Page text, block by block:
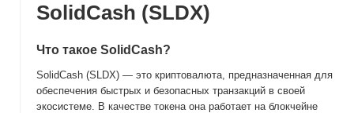
SolidCash (SLDX)
Что такое SolidCash?
SolidCash (SLDX) — это криптовалюта, предназначенная для
обеспечения быстрых и безопасных транзакций в своей
экосистеме. В качестве токена она работает на блокчейне